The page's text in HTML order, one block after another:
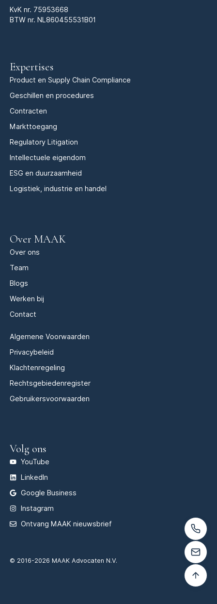
KvK nr. 75953668
BTW nr. NL860455531B01
Expertises
Product en Supply Chain Compliance
Geschillen en procedures
Contracten
Markttoegang
Regulatory Litigation
Intellectuele eigendom
ESG en duurzaamheid
Logistiek, industrie en handel
Over MAAK
Over ons
Team
Blogs
Werken bij
Contact
Algemene Voorwaarden
Privacybeleid
Klachtenregeling
Rechtsgebiedenregister
Gebruikersvoorwaarden
Volg ons
YouTube
LinkedIn
Google Business
Instagram
Ontvang MAAK nieuwsbrief
© 2016-2026 MAAK Advocaten N.V.